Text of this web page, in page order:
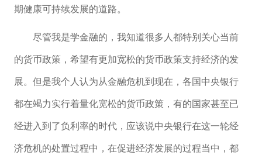
期健康可持续发展的道路。
尽管我是学金融的，我知道很多人都特别关心当前
的货币政策，希望有更加宽松的货币政策支持经济的发
展。但是我个人认为从金融危机到现在，各国中央银行
都在竭力实行着量化宽松的货币政策，有的国家甚至已
经进入到了负利率的时代，应该说中央银行在这一轮经
济危机的处置过程中，在促进经济发展的过程当中，都